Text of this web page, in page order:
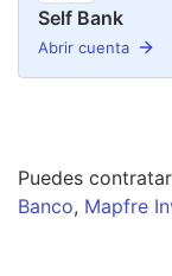
Self Bank
Abrir cuenta
Puedes contratar
Banco, Mapfre